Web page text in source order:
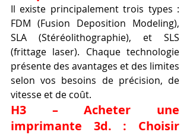
Il existe principalement trois types :
FDM (Fusion Deposition Modeling),
SLA (Stéréolithographie), et SLS
(frittage laser). Chaque technologie
présente des avantages et des limites
selon vos besoins de précision, de
vitesse et de coût.
H3 – Acheter une
imprimante 3d. : Choisir